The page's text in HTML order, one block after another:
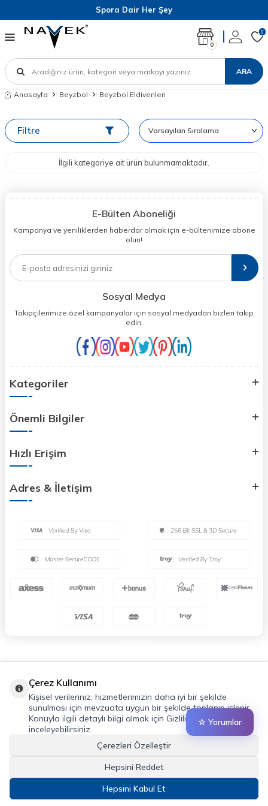
☆ Yorumlar
Spora Dair Her Şey
ARA
0
0
Anasayfa Beyzbol Beyzbol Eldivenleri
Filtre
İlgili kategoriye ait ürün bulunmamaktadır.
E-Bülten Aboneliği
Kampanya ve yeniliklerden haberdar olmak için e-bültenimize abone
olun!
Sosyal Medya
Takipçilerimize özel kampanyalar için sosyal medyadan bizleri takip
edin.
Kategoriler
Önemli Bilgiler
Hızlı Erişim
Adres & İletişim
T-SoftE-TicaretSistemleriyle Hazırlanmıştır.
Çerez Kullanımı
Kişisel verileriniz, hizmetlerimizin daha iyi bir şekilde
sunulması için mevzuata uygun bir şekilde toplanıp işlenir.
Konuyla ilgili detaylı bilgi almak için Gizlilik Politikamızı
inceleyebilirsiniz.
Çerezleri Özelleştir
Hepsini Reddet
Hepsini Kabul Et